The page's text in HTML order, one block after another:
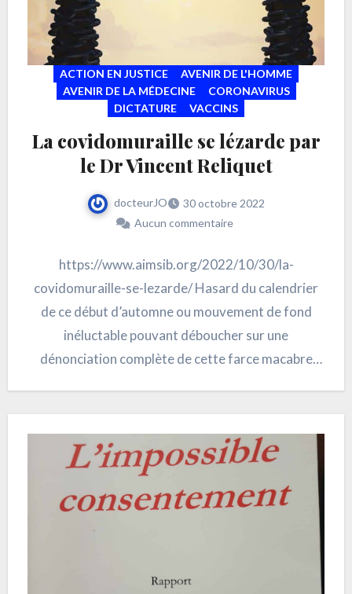
ACTION EN JUSTICE
AVENIR DE L'HOMME
AVENIR DE LA MÉDECINE
CORONAVIRUS
DICTATURE
VACCINS
La covidomuraille se lézarde par
le Dr Vincent Reliquet
docteurJO
30 octobre 2022
Aucun commentaire
https://www.aimsib.org/2022/10/30/la-
covidomuraille-se-lezarde/ Hasard du calendrier
de ce début d’automne ou mouvement de fond
inéluctable pouvant déboucher sur une
dénonciation complète de cette farce macabre